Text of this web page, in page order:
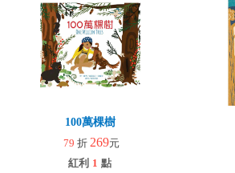
100萬棵樹
79 折 269元
紅利 1 點